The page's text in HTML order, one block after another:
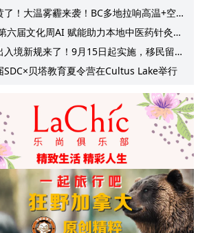
项动议谈起
了！大温雾霾来袭！BC多地拉响高温+空气
警 最高可达35°C！
六届文化周AI 赋能助力本地中医药针灸服
升级
入境新规来了！9月15日起实施，移民留学
来最强监管！
SDC×贝塔教育夏令营在Cultus Lake举行